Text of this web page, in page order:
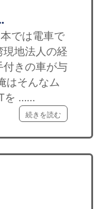
では電車で
地法人の経
付きの車が与
はそんなム
を ……
続きを読む